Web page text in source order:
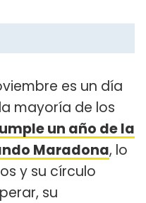
es un día
mayoría de los
un año de la
Maradona, lo
y su círculo
su